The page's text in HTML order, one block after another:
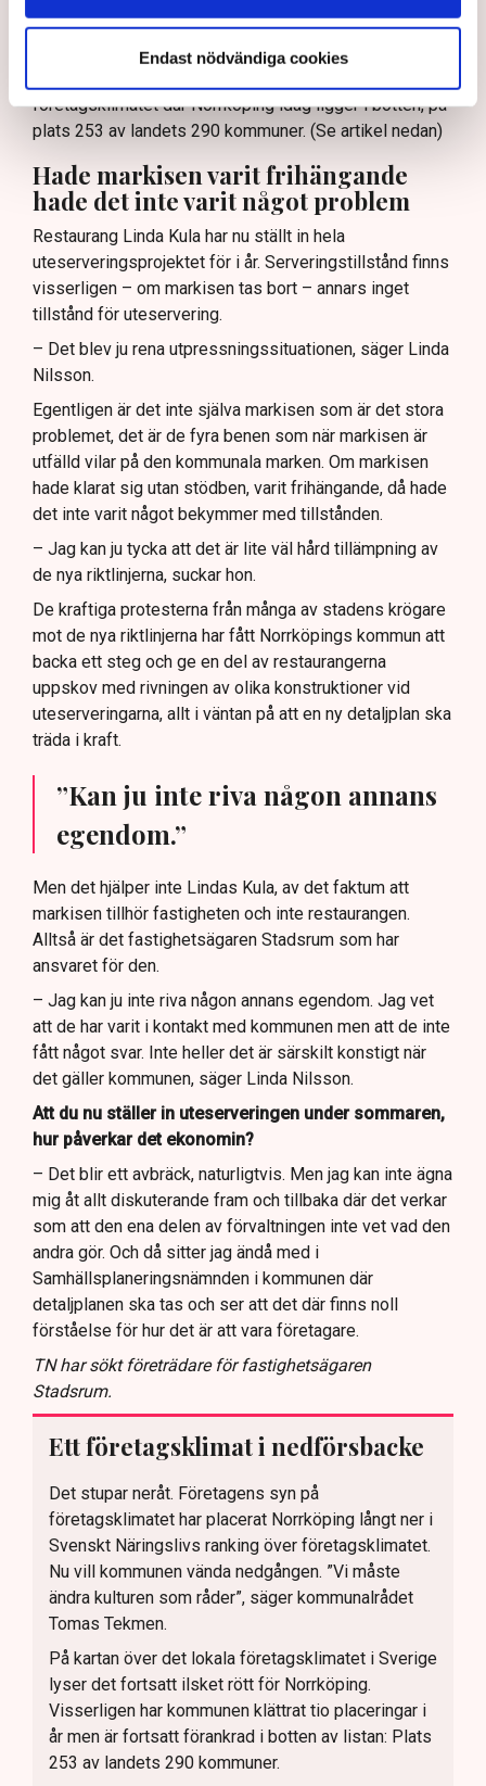
Endast nödvändiga cookies
– Det är typiskt för hur en del tjänstemän i kommunen
ser på oss, säger Linda Nilsson och hänvisar till
företagsklimatet där Norrköping idag ligger i botten, på
plats 253 av landets 290 kommuner. (Se artikel nedan)
Hade markisen varit frihängande
hade det inte varit något problem
Restaurang Linda Kula har nu ställt in hela
uteserveringsprojektet för i år. Serveringstillstånd finns
visserligen – om markisen tas bort – annars inget
tillstånd för uteservering.
– Det blev ju rena utpressningssituationen, säger Linda
Nilsson.
Egentligen är det inte själva markisen som är det stora
problemet, det är de fyra benen som när markisen är
utfälld vilar på den kommunala marken. Om markisen
hade klarat sig utan stödben, varit frihängande, då hade
det inte varit något bekymmer med tillstånden.
– Jag kan ju tycka att det är lite väl hård tillämpning av
de nya riktlinjerna, suckar hon.
De kraftiga protesterna från många av stadens krögare
mot de nya riktlinjerna har fått Norrköpings kommun att
backa ett steg och ge en del av restaurangerna
uppskov med rivningen av olika konstruktioner vid
uteserveringarna, allt i väntan på att en ny detaljplan ska
träda i kraft.
”Kan ju inte riva någon annans
egendom.”
Men det hjälper inte Lindas Kula, av det faktum att
markisen tillhör fastigheten och inte restaurangen.
Alltså är det fastighetsägaren Stadsrum som har
ansvaret för den.
– Jag kan ju inte riva någon annans egendom. Jag vet
att de har varit i kontakt med kommunen men att de inte
fått något svar. Inte heller det är särskilt konstigt när
det gäller kommunen, säger Linda Nilsson.
Att du nu ställer in uteserveringen under sommaren,
hur påverkar det ekonomin?
– Det blir ett avbräck, naturligtvis. Men jag kan inte ägna
mig åt allt diskuterande fram och tillbaka där det verkar
som att den ena delen av förvaltningen inte vet vad den
andra gör. Och då sitter jag ändå med i
Samhällsplaneringsnämnden i kommunen där
detaljplanen ska tas och ser att det där finns noll
förståelse för hur det är att vara företagare.
TN har sökt företrädare för fastighetsägaren
Stadsrum.
Ett företagsklimat i nedförsbacke
Det stupar neråt. Företagens syn på
företagsklimatet har placerat Norrköping långt ner i
Svenskt Näringslivs ranking över företagsklimatet.
Nu vill kommunen vända nedgången. ”Vi måste
ändra kulturen som råder”, säger kommunalrådet
Tomas Tekmen.
På kartan över det lokala företagsklimatet i Sverige
lyser det fortsatt ilsket rött för Norrköping.
Visserligen har kommunen klättrat tio placeringar i
år men är fortsatt förankrad i botten av listan: Plats
253 av landets 290 kommuner.